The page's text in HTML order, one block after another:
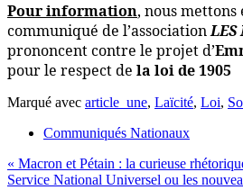
Pour information, nous mettons
communiqué de l’association
prononcent contre le projet d’
pour le respect de la loi de 1905
Marqué avec article_une, Laïcité, Loi,
Communiqués Nationaux
Navigation
« Macron et Pétain : la curieuse
Service National Universel ou les